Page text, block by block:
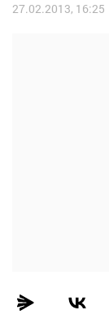
27.02.2013, 16:25